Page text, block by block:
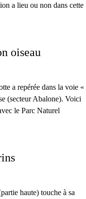
a lieu ou non dans cette
oiseau
a repérée dans la voie «
(secteur Abalone). Voici
le Parc Naturel
haute) touche à sa